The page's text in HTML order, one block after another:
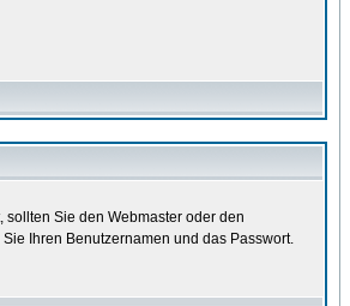
Sie den Webmaster oder den
Ihren Benutzernamen und das Passwort.